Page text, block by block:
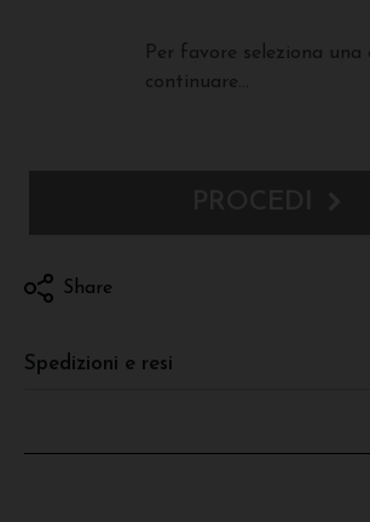
Per favore seleziona una
continuare...
Share
Spedizioni e resi